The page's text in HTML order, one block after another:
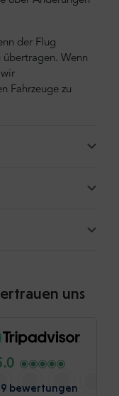
der Flug
übertragen. Wenn
Fahrzeuge zu
uns
bewertungen